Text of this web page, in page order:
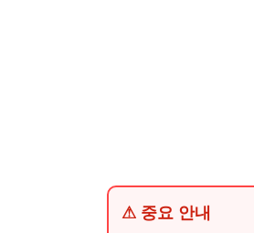
⚠ 중요 안내